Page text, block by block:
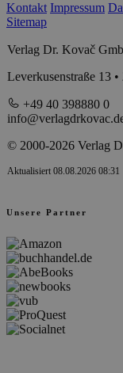
Kontakt Impressum
Sitemap
Verlag Dr. Kovač
Leverkusenstraße 13
+49 40 398880 0
© 2000-2026 Verlag
Aktualisiert 08.08.2026 08:31
Unsere Partner